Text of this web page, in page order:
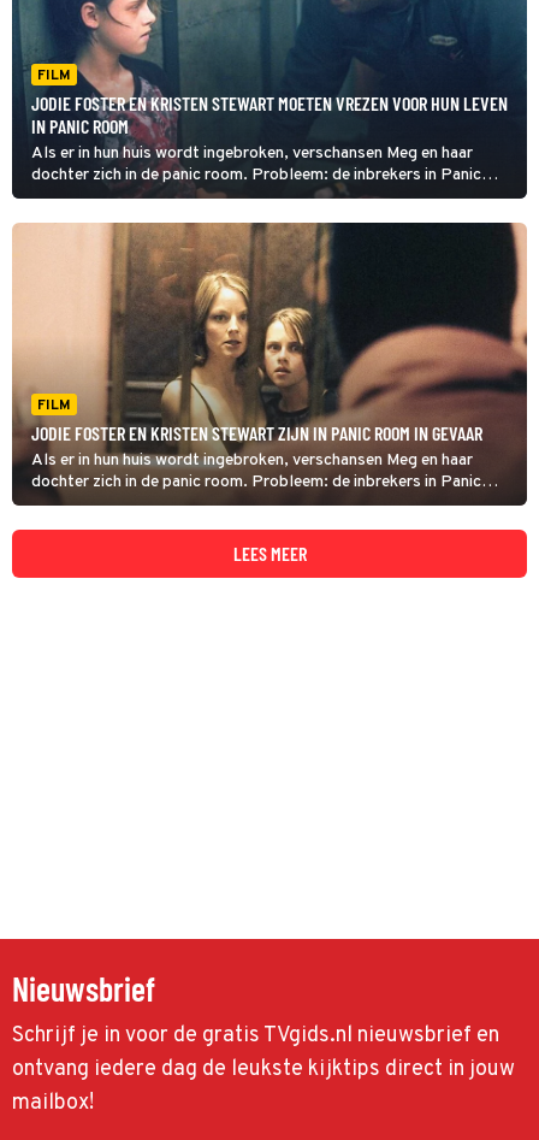
FILM
JODIE FOSTER EN KRISTEN STEWART MOETEN VREZEN VOOR HUN LEVEN
IN PANIC ROOM
Als er in hun huis wordt ingebroken, verschansen Meg en haar
dochter zich in de panic room. Probleem: de inbrekers in Panic
Room zijn juist op zoek naar iets dat in die kamer ligt.
FILM
JODIE FOSTER EN KRISTEN STEWART ZIJN IN PANIC ROOM IN GEVAAR
Als er in hun huis wordt ingebroken, verschansen Meg en haar
dochter zich in de panic room. Probleem: de inbrekers in Panic
Room zijn juist op zoek naar iets dat in die kamer ligt.
LEES MEER
Nieuwsbrief
Schrijf je in voor de gratis TVgids.nl nieuwsbrief en
ontvang iedere dag de leukste kijktips direct in jouw
mailbox!